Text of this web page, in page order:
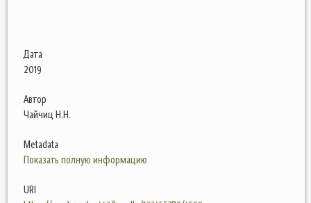
Дата
2019
Автор
Чайчиц Н.Н.
Metadata
Показать полную информацию
URI